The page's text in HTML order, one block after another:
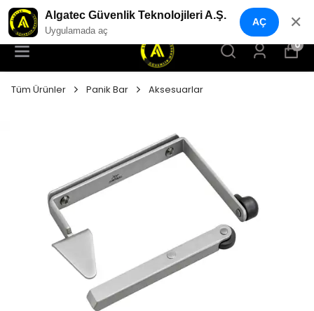
YENI NESIL GÜVENLIK GEÇIŞ SISTEMLERI
0
Tüm Ürünler Panik Bar Aksesuarlar
Algatec Güvenlik Teknolojileri A.Ş.
Uygulamada aç
AÇ ✕